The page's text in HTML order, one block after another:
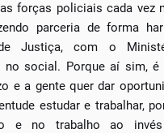
forças policiais cada vez
parceria de forma
Justiça, com o
no social. Porque aí sim, é
e a gente quer dar
estudar e trabalhar,
e no trabalho ao